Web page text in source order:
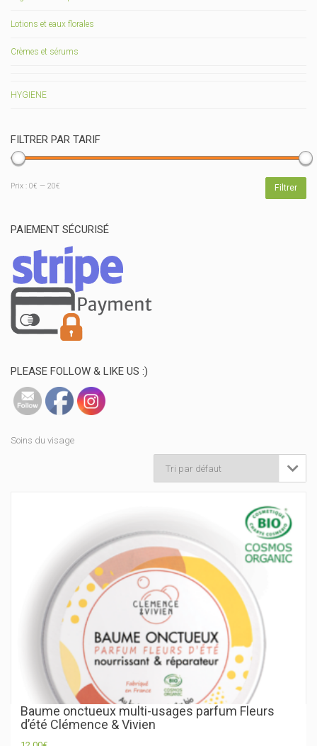
Lotions et eaux florales
Crèmes et sérums
HYGIENE
FILTRER PAR TARIF
Prix
Prix
Filtrer
Prix : 0€ — 20€
PAIEMENT SÉCURISÉ
PLEASE FOLLOW & LIKE US :)
Soins du visage

Baume onctueux multi-usages parfum Fleurs
d’été Clémence & Vivien